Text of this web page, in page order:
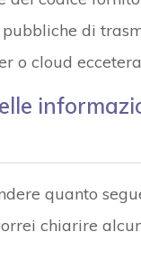
di
o cloud
quanto
chiarire